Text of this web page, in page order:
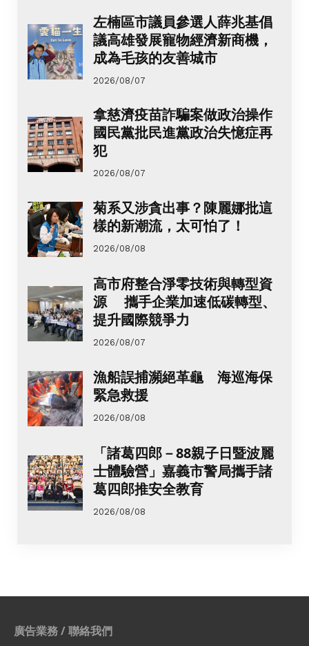
左楠區市議員參選人薛兆基倡
議高雄發展寵物經濟新商機，
成為毛孩的友善城市
2026/08/07
拿慈濟疫苗詐騙案做政治操作
國民黨批民進黨政治失憶症再
犯
2026/08/07
菊系又涉貪出事？陳麗娜批這
樣的新潮流，太可怕了！
2026/08/08
高市府整合淨零技術與轉型資
源 攜手企業加速低碳轉型、
提升國際競爭力
2026/08/07
漁船誤捕瀕絕革龜 海巡海保
緊急救援
2026/08/08
「諸葛四郎－88親子日暨波麗
士體驗營」嘉義市警局攜手諸
葛四郎推安全教育
2026/08/08
廣告業務 / 聯絡我們